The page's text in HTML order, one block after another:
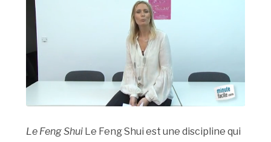
Le Feng Shui Le Feng Shui est une discipline qui